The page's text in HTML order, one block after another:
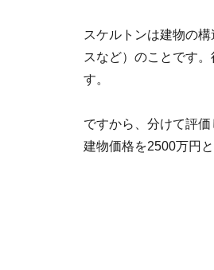
スケルトンは建物の
スなど）のことです
す。
ですから、分けて評
建物価格を2500万円